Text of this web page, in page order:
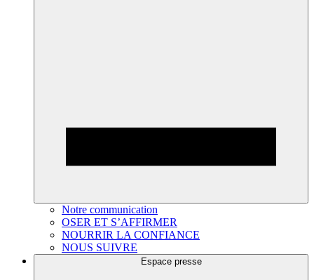
Notre communication
OSER ET S’AFFIRMER
NOURRIR LA CONFIANCE
NOUS SUIVRE
Espace presse